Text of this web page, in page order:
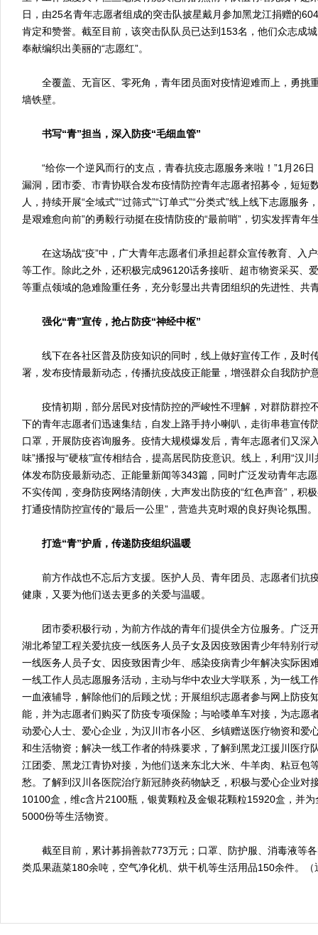
日，由25名青年志愿者组成的突击队披星戴月参加黑龙江捐赠的
肯定和赞誉。截至目前，该突击队队员已达到153名，他们众志成
奉献编织出美丽的“志愿红”。
全覆盖、无盲区、零死角，青年团员面对疫情迎难而上，勇挑
墙铁壁。
书写“青”担当，深入防疫“毛细血管”
“给你一个逆风而行的支点，青春抗疫志愿服务来啦！”1月26日
漏洞，团市委、市青协联合发布疫情防控青年志愿者招募令，短短
人，持续开展“全域式”“过筛式”“订单式”“分类式”线上线下志愿服务
是艰难愈向前”的勇毅行动挺在疫情防疫的“最前哨”，切实发挥青年
在这场战“疫”中，广大青年志愿者们承担起群众宣传教育、入
等工作。除此之外，还积极完成96120话务接听、超市物资采买、
等重点领域的急难险重任务，充分彰显出共青团组织的先进性、共
强化“青”宣传，抢占防疫“神经中枢”
线下在各社区普及防疫知识的同时，线上做好宣传工作，及时
署，发布疫情最新动态，传播抗疫战疫正能量，增强群众自我防护
疫情初期，部分居民对疫情防控的严峻性不理解，对群防群控
下的青年志愿者们迅速集结，自发上路手持小喇叭，走街串巷宣传
口罩，开展防疫咨询服务。疫情大规模爆发后，青年志愿者们又深
味”播报与“硬核”宣传相结合，提高居民防疫意识。线上，利用“汉川
体发布防疫最新动态、正能量新闻等343篇，同时广泛发动青年志
不实传闻，变身防疫网络清朗侠，大声发出防疫的“红色声音”，积
打通疫情防控宣传的“最后一公里”，营造共克时艰的良好舆论氛围。
打造“青”护盾，传递防疫组织温暖
前方作战也不忘后方支援。医护人员、青年团员、志愿者们抗
健康，又要为他们送去更多的关爱与温暖。
团市委积极行动，为前方作战的青年们提供全方位服务。广泛
湖北希望工程关爱抗疫一线医务人员子女及因疫致困青少年特别行
一线医务人员子女、因疫致困青少年、感染疫病青少年解决实际困
一线工作人员志愿服务活动，主动与华中农业大学联系，为一线工
一血液辅导，解除他们的后顾之忧；开展组织志愿者参与网上防疫
能，并为志愿者们购买了防疫专项保险；与哈喽单车对接，为志愿
动爱心人士、爱心企业，为汉川市各小区、乡镇赠送医疗物资和爱
和生活物资；解决一线工作者的特殊要求，了解到黑龙江援川医疗
江团委、黑龙江青协对接，为他们送来东北大米、牛羊肉、粘豆包
愁。了解到汉川各医院治疗新冠肺炎药物缺乏，积极与爱心企业对
10100盒，维c含片2100瓶，银黄颗粒及金银花颗粒15920盒，并
5000份等生活物资。
截至目前，累计募捐善款773万元；口罩、防护服、消毒液等
类瓜果蔬菜180余吨，空气净化机、烘干机等生活用品150余件。（